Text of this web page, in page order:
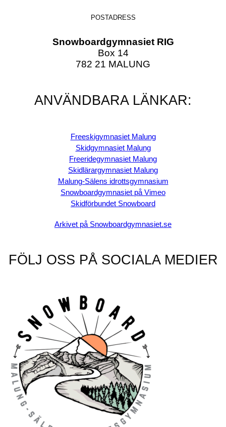
POSTADRESS
Snowboardgymnasiet RIG
Box 14
782 21 MALUNG
ANVÄNDBARA LÄNKAR:
Freeskigymnasiet Malung
Skidgymnasiet Malung
Freeridegymnasiet Malung
Skidlärargymnasiet Malung
Malung-Sälens idrottsgymnasium
Snowboardgymnasiet på Vimeo
Skidförbundet Snowboard
Arkivet på Snowboardgymnasiet.se
FÖLJ OSS PÅ SOCIALA MEDIER